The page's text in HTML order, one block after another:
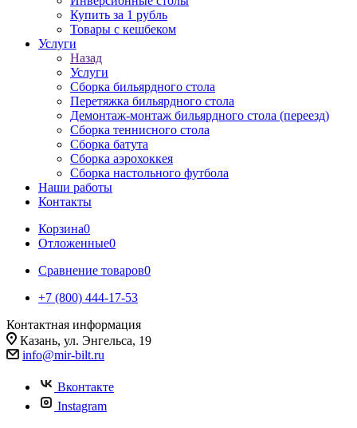
Купить за 1 рубль
Товары с кешбеком
Услуги
Назад
Услуги
Сборка бильярдного стола
Перетяжка бильярдного стола
Демонтаж-монтаж бильярдного стола (переезд)
Сборка теннисного стола
Сборка батута
Сборка аэрохоккея
Сборка настольного футбола
Наши работы
Контакты
Корзина0
Отложенные0
Сравнение товаров0
+7 (800) 444-17-53
Контактная информация
Казань, ул. Энгельса, 19
info@mir-bilt.ru
Вконтакте
Instagram